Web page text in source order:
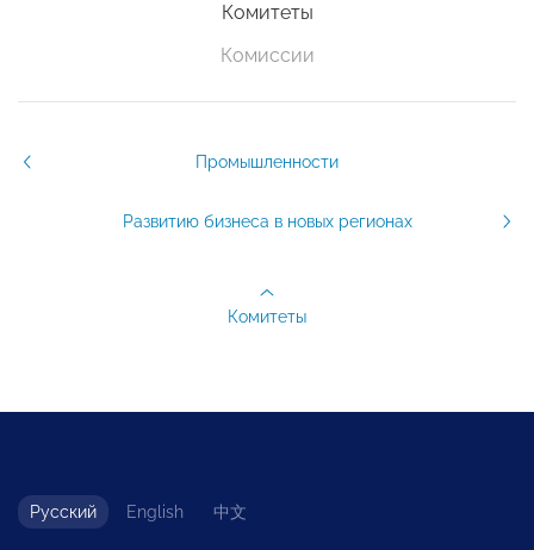
Комитеты
Комиссии
Промышленности
Развитию бизнеса в новых регионах
Комитеты
Русский English 中文